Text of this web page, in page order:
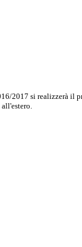
2017 si realizzerà